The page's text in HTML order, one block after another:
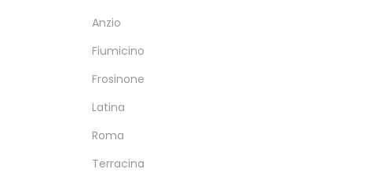
Anzio
Fiumicino
Frosinone
Latina
Roma
Terracina